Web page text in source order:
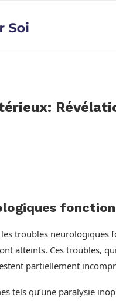
troubles neurologiques
atteints. Ces troubles,
partiellement
tels qu’une paralysie